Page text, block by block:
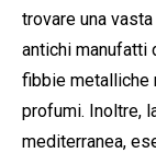
trovare una
antichi manufatti
fibbie metalliche
profumi. Inoltre,
mediterranea,